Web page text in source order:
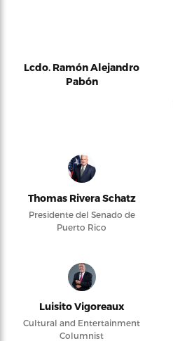
Lcdo. Ramón Alejandro
Pabón
Thomas Rivera Schatz
Presidente del Senado de
Puerto Rico
Luisito Vigoreaux
Cultural and Entertainment
Columnist